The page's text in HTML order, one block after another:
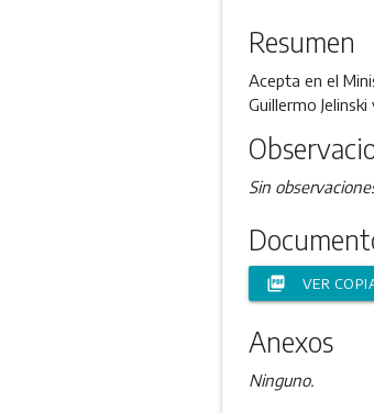
Resumen
Acepta en el
Guillermo
Sin
picture_as_pdf VER
Anexos
Ninguno.